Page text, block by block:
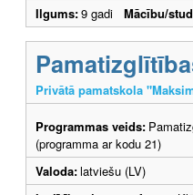
Ilgums:9 gadi Mācību/
Privātā pamatskola
Programmas veids:
(programma ar kodu 21)
Valoda:latviešu (LV)